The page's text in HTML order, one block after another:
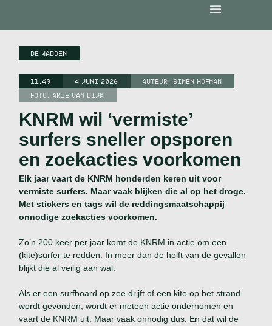
DE WADDEN
11:49 4 JUNI 2026 AUTEUR:SIMEN HOFMAN
FOTO: ARIE VAN DIJK
KNRM wil ‘vermiste’
surfers sneller opsporen
en zoekacties voorkomen
Elk jaar vaart de KNRM honderden keren uit voor
vermiste surfers. Maar vaak blijken die al op het droge.
Met stickers en tags wil de reddingsmaatschappij
onnodige zoekacties voorkomen.
Zo’n 200 keer per jaar komt de KNRM in actie om een
(kite)surfer te redden. In meer dan de helft van de gevallen
blijkt die al veilig aan wal.
Als er een surfboard op zee drijft of een kite op het strand
wordt gevonden, wordt er meteen actie ondernomen en
vaart de KNRM uit. Maar vaak onnodig dus. En dat wil de